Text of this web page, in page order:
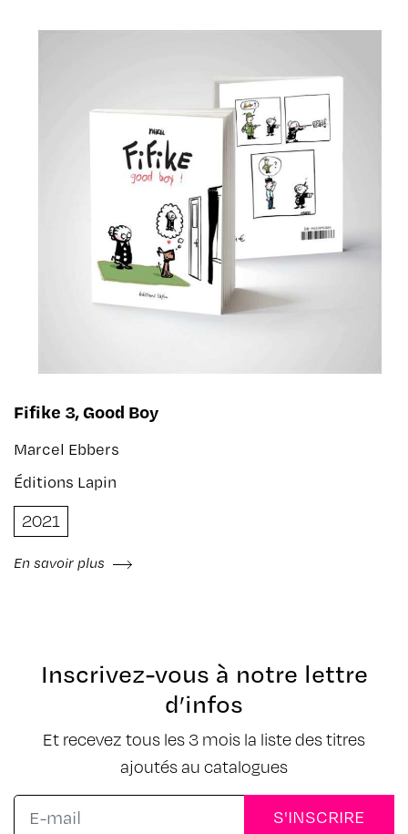
Fifike 3, Good Boy
Marcel Ebbers
Éditions Lapin
2021
En savoir plus
Inscrivez-vous à notre lettre
d’infos
Et recevez tous les 3 mois la liste des titres
ajoutés au catalogues